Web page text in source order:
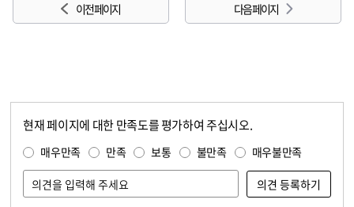
이전 페이지 다음 페이지
현재 페이지에 대한 만족도를 평가하여 주십시오.
매우만족 만족 보통 불만족 매우불만족